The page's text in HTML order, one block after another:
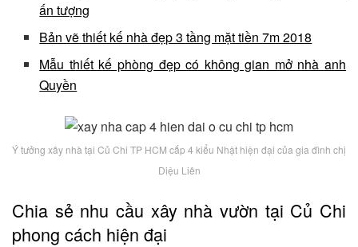
ấn tượng
Bản vẽ thiết kế nhà đẹp 3 tầng mặt tiền 7m 2018
Mẫu thiết kế phòng đẹp có không gian mở nhà anh
Quyền
Ý tưởng xây nhà tại Củ Chi TP HCM cấp 4 kiểu Nhật hiện đại của gia đình chị
Diệu Liên
Chia sẻ nhu cầu xây nhà vườn tại Củ Chi
phong cách hiện đại